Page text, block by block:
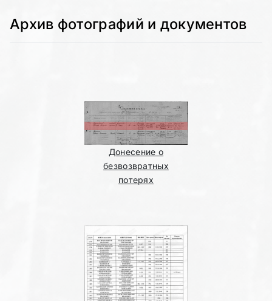
Архив фотографий и документов
Донесение о
безвозвратных
потерях